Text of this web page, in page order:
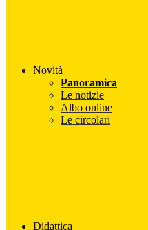
Novità
Panoramica
Le notizie
Albo online
Le circolari
Didattica